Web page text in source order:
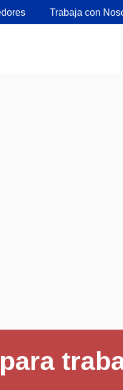
Trabaja con